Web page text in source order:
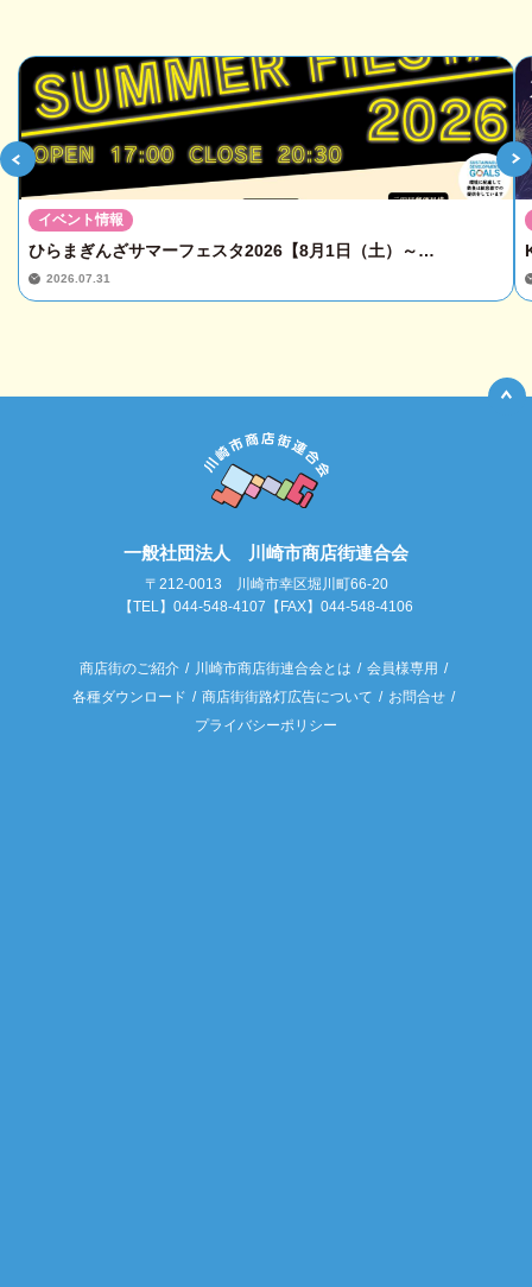
ひらまぎんざサマーフェスタ2026【8月1日（土）～…
2026.07.31
イベント情報
一般社団法人 川崎市商店街連合会
〒212-0013 川崎市幸区堀川町66-20
【TEL】044-548-4107【FAX】044-548-4106
商店街のご紹介 川崎市商店街連合会とは
会員様専用
各種ダウンロード
商店街街路灯広告について
お問合せ
プライバシーポリシー